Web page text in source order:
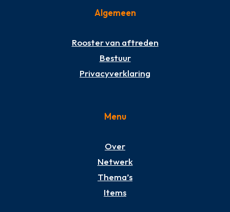
Algemeen
Rooster van aftreden
Bestuur
Privacyverklaring
Menu
Over
Netwerk
Thema’s
Items